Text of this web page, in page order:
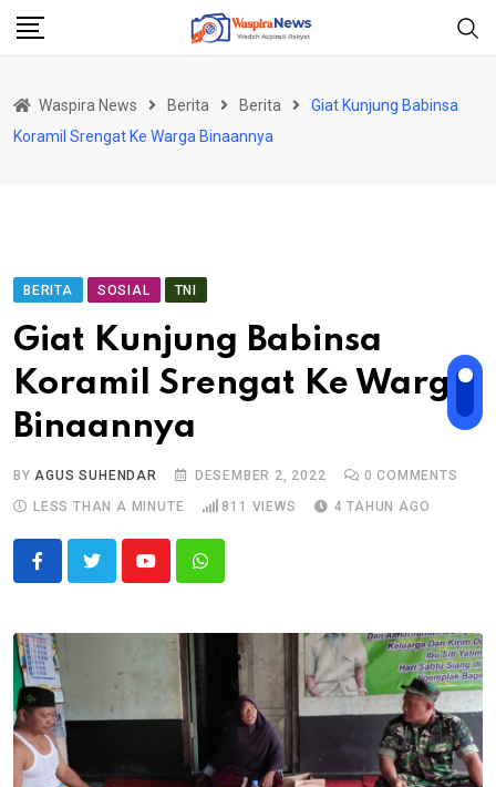
Skip
Waspira News Berita Berita
Giat Kunjung Babinsa
Koramil Srengat Ke Warga Binaannya
BERITA SOSIAL TNI
Giat Kunjung Babinsa
Koramil Srengat Ke Warga
Binaannya
BYAGUS SUHENDAR DESEMBER 2, 2022 0 COMMENTS
LESS THAN A MINUTE
811 VIEWS 4 TAHUN AGO
YoutubeWhatsapp